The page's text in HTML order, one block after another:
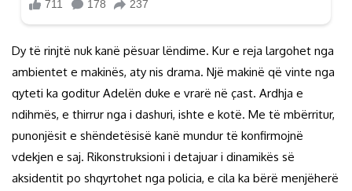
Dy të rinjtë nuk kanë pësuar lëndime. Kur e reja largohet nga
ambientet e makinës, aty nis drama. Një makinë që vinte nga
qyteti ka goditur Adelën duke e vrarë në çast. Ardhja e
ndihmës, e thirrur nga i dashuri, ishte e kotë. Me të mbërritur,
punonjësit e shëndetësisë kanë mundur të konfirmojnë
vdekjen e saj. Rikonstruksioni i detajuar i dinamikës së
aksidentit po shqyrtohet nga policia, e cila ka bërë menjëherë